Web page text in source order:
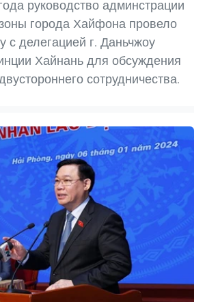
руководство админстрации
города Хайфона провело
с делегацией г. Даньчжоу
Хайнань для обсуждения
сотрудничества.